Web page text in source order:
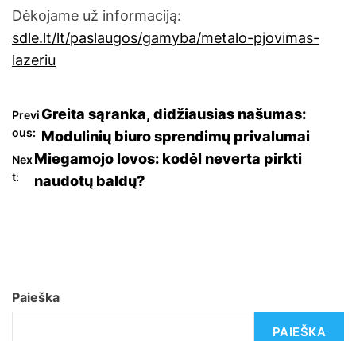
Dėkojame už informaciją:
sdle.lt/lt/paslaugos/gamyba/metalo-pjovimas-
lazeriu
N
a
v
a
Previ
ous:
Greita sąranka, didžiausias našumas:
Modulinių biuro sprendimų privalumai
Nex
t:
Miegamojo lovos: kodėl neverta pirkti
naudotų baldų?
Paieška
PAIEŠKA